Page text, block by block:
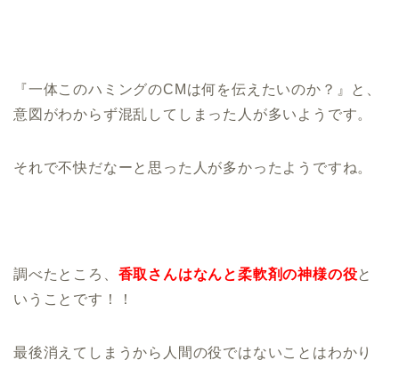
『一体このハミングのCMは何を伝えたいのか？』と、
意図がわからず混乱してしまった人が多いようです。
それで不快だなーと思った人が多かったようですね。
調べたところ、 香取さんはなんと柔軟剤の神様の役と
いうことです！！
最後消えてしまうから人間の役ではないことはわかり